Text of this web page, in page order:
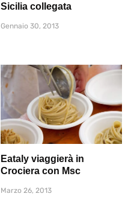
Sicilia collegata
Gennaio 30, 2013
Eataly viaggierà in
Crociera con Msc
Marzo 26, 2013